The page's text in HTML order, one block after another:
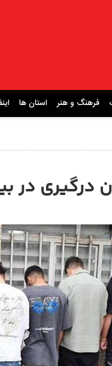
فرهنگ و هنر استان ها